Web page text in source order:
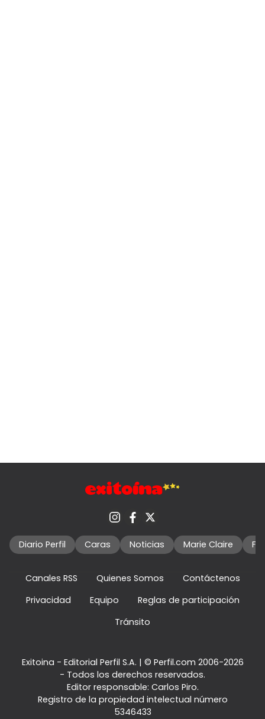
Diario Perfil Caras Noticias Marie Claire
Canales RSS Quienes Somos
Contáctenos
Privacidad
Equipo
Reglas de participación
Tránsito
Exitoina - Editorial Perfil S.A. | © Perfil.com 2006-2026
- Todos los derechos reservados.
Editor responsable: Carlos Piro.
Registro de la propiedad intelectual número
5346433